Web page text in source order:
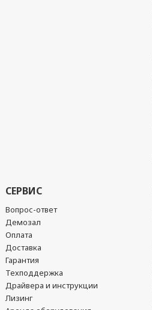
СЕРВИС
Вопрос-ответ
Демозал
Оплата
Доставка
Гарантия
Техподдержка
Драйвера и инструкции
Лизинг